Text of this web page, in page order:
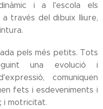
i a l'escola els
través del dibuix lliure,
pels més petits. Tots
una evolució i
comuniquen
fets i esdeveniments i
i motricitat.